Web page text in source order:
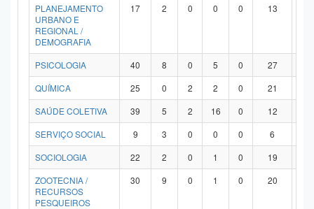
PLANEJAMENTO
URBANO E
REGIONAL /
DEMOGRAFIA
17 2 0 0 0 13
PSICOLOGIA 40 8 0 5 0 27
QUÍMICA
25 0 2 2 0 21
SAÚDE COLETIVA
39 5 2 16 0 12
SERVIÇO SOCIAL
9 3 0 0 0 6
SOCIOLOGIA
22 2 0 1 0 19
ZOOTECNIA /
RECURSOS
PESQUEIROS
30 9 0 1 0 20